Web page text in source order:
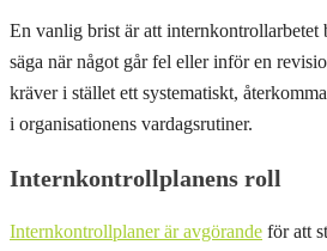
En vanlig brist är att internkontrollarbetet
säga när något går fel eller inför en
kräver i stället ett systematiskt,
i organisationens vardagsrutiner.
Internkontrollplanens roll
Internkontrollplaner är avgörande för att